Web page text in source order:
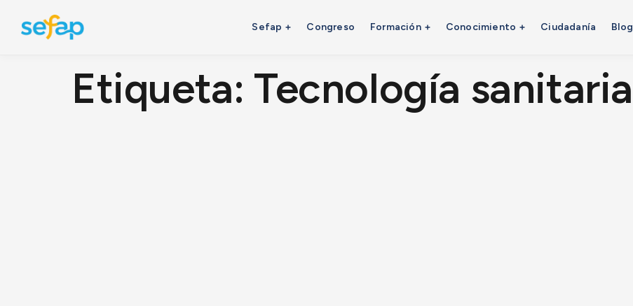
Sefap Congreso Formación Conocimiento Ciudadanía Blog
Etiqueta: Tecnología sanitaria